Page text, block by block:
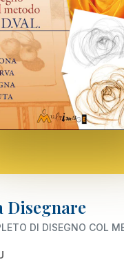
Disegnare
DI DISEGNO COL